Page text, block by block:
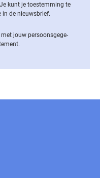
kunt je toestemming te
de nieuwsbrief.
met jouw per­soons­ge­ge­